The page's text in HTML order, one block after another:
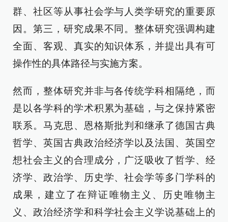
群、社区等从事社会学与人类学研究的重要原
因。第三，研究成果不同。整体研究强调构建
全面、客观、真实的知识体系，并提出具有可
操作性的具体路径与实施方案。
然而，整体研究并非与各传统学科相隔绝，而
是以各学科的学术积累为基础，与之保持紧密
联系。马克思、恩格斯批判和继承了德国古典
哲学、英国古典政治经济学以及法国、英国空
想社会主义的合理成分，广泛吸收了哲学、经
济学、政治学、历史学、社会学等多门学科的
成果，建立了在辩证唯物主义、历史唯物主
义、政治经济学和科学社会主义学说基础上的